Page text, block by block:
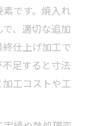
です。焼入れ
、適切な追加
仕上げ加工で
足すると寸法
工コストや工